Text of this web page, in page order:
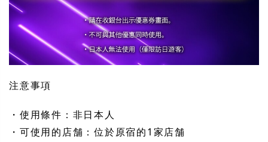
注意事項
・使用條件：非日本人
・可使用的店舗：位於原宿的1家店舗